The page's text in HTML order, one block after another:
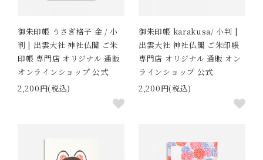
御朱印帳 うさぎ格子 金 / 小
判 | 出雲大社 神社仏閣 ご朱
印帳 専門店 オリジナル 通販
オンラインショップ 公式
2,200円(税込)
御朱印帳 karakusa/ 小判 |
出雲大社 神社仏閣 ご朱印帳
専門店 オリジナル 通販 オン
ラインショップ 公式
2,200円(税込)